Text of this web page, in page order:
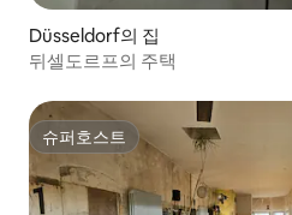
Düsseldorf의 집
뒤셀도르프의 주택
슈퍼호스트
슈퍼호스트